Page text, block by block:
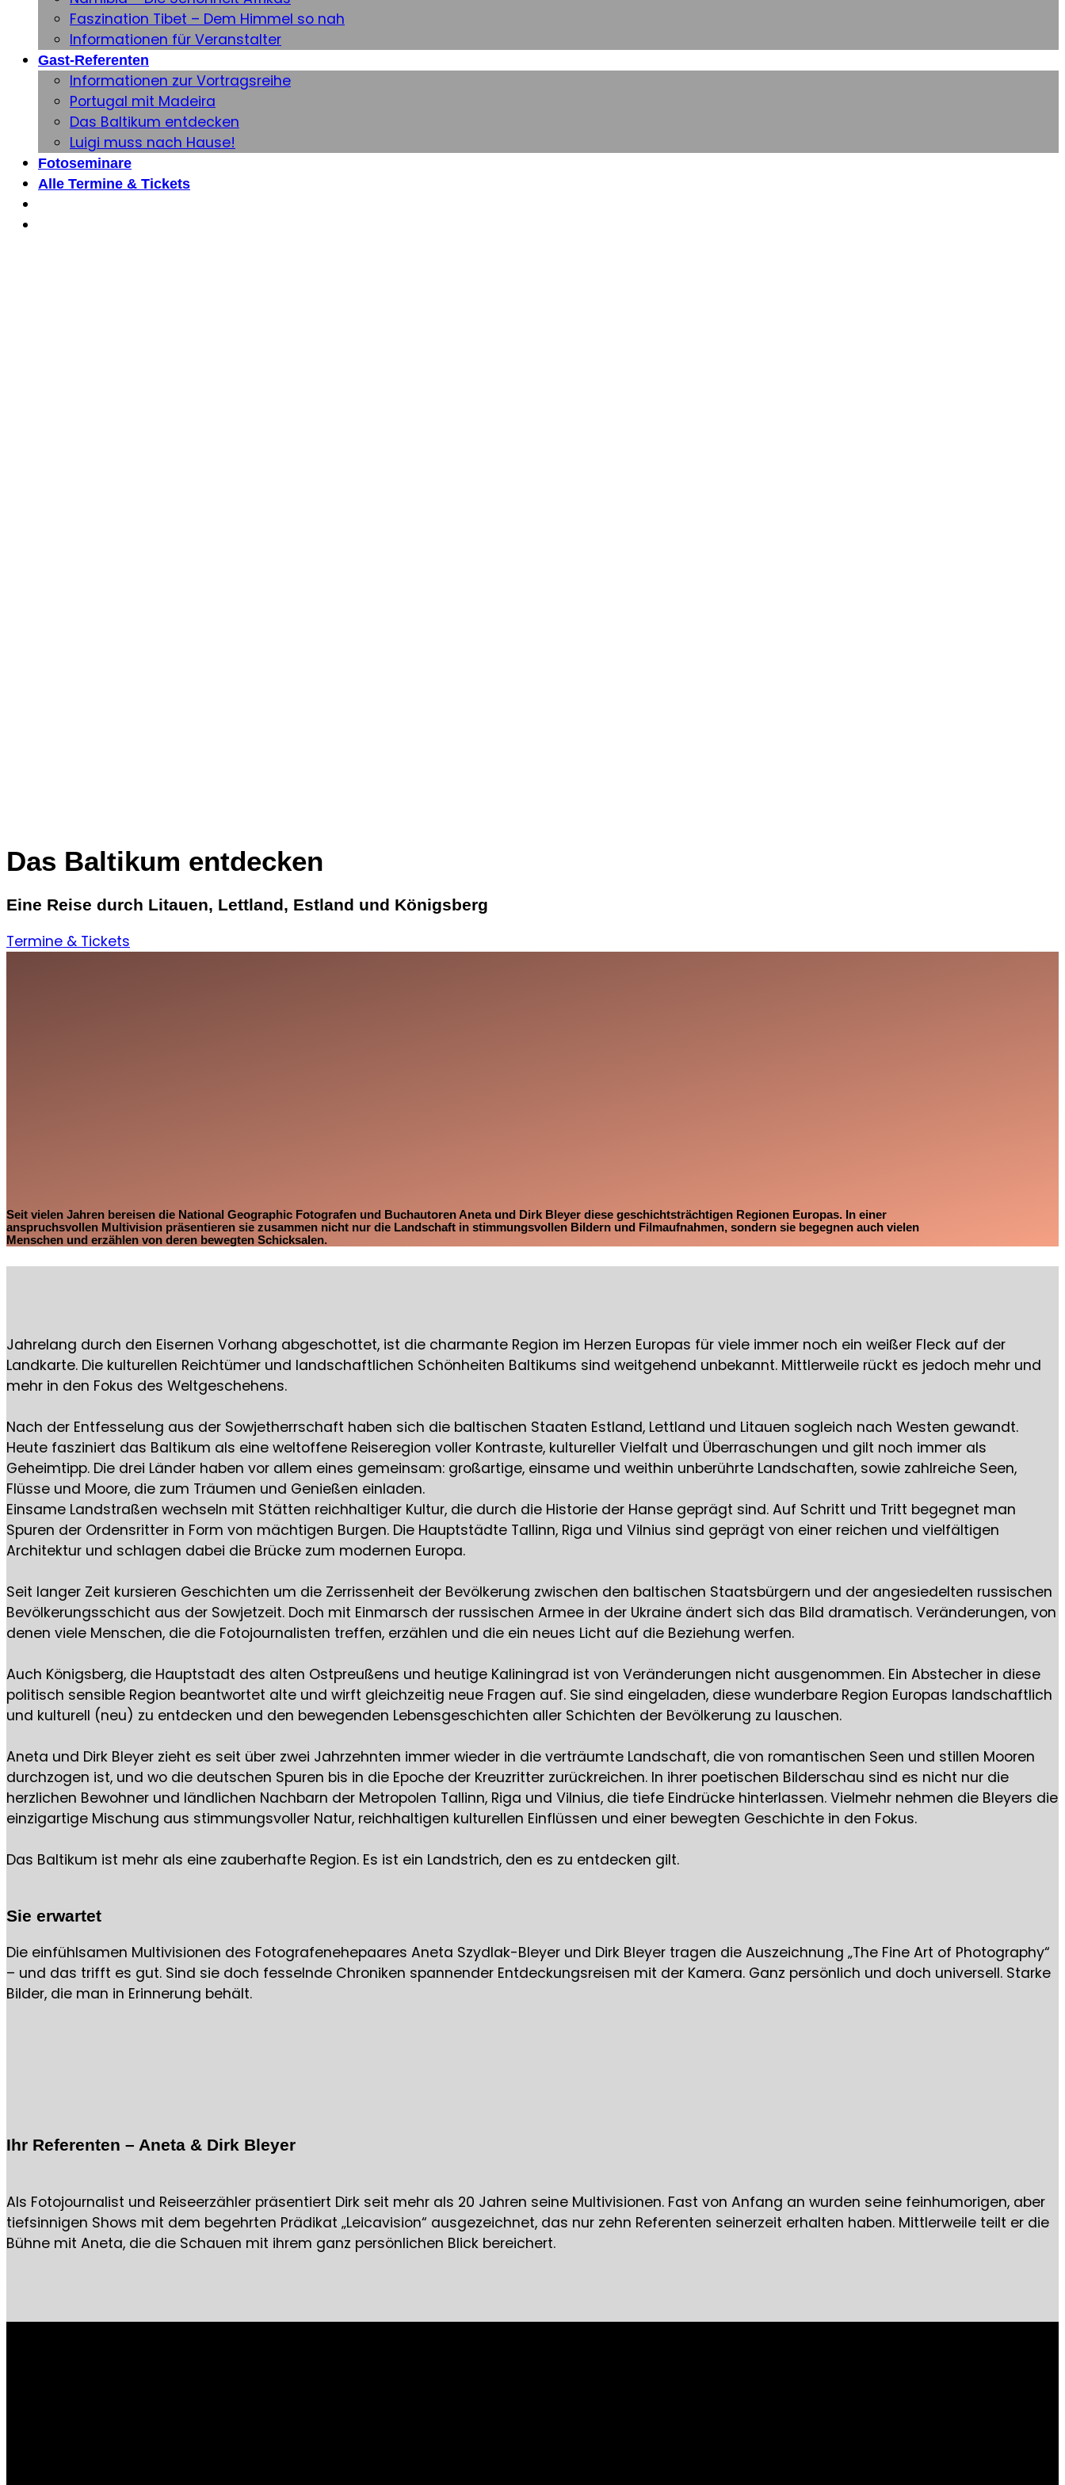
Faszination Tibet – Dem Himmel so nah
Informationen für Veranstalter
Gast-Referenten
Informationen zur Vortragsreihe
Portugal mit Madeira
Das Baltikum entdecken
Luigi muss nach Hause!
Fotoseminare
Alle Termine & Tickets
Das Baltikum entdecken
Eine Reise durch Litauen, Lettland, Estland und Königsberg
Termine & Tickets
Seit vielen Jahren bereisen die National Geographic Fotografen und Buchautoren Aneta und Dirk Bleyer diese geschichtsträchtigen Regionen Europas. In einer
anspruchsvollen Multivision präsentieren sie zusammen nicht nur die Landschaft in stimmungsvollen Bildern und Filmaufnahmen, sondern sie begegnen auch vielen
Menschen und erzählen von deren bewegten Schicksalen.
Jahrelang durch den Eisernen Vorhang abgeschottet, ist die charmante Region im Herzen Europas für viele immer noch ein weißer Fleck auf der
Landkarte. Die kulturellen Reichtümer und landschaftlichen Schönheiten Baltikums sind weitgehend unbekannt. Mittlerweile rückt es jedoch mehr und
mehr in den Fokus des Weltgeschehens.
Nach der Entfesselung aus der Sowjetherrschaft haben sich die baltischen Staaten Estland, Lettland und Litauen sogleich nach Westen gewandt.
Heute fasziniert das Baltikum als eine weltoffene Reiseregion voller Kontraste, kultureller Vielfalt und Überraschungen und gilt noch immer als
Geheimtipp. Die drei Länder haben vor allem eines gemeinsam: großartige, einsame und weithin unberührte Landschaften, sowie zahlreiche Seen,
Flüsse und Moore, die zum Träumen und Genießen einladen.
Einsame Landstraßen wechseln mit Stätten reichhaltiger Kultur, die durch die Historie der Hanse geprägt sind. Auf Schritt und Tritt begegnet man
Spuren der Ordensritter in Form von mächtigen Burgen. Die Hauptstädte Tallinn, Riga und Vilnius sind geprägt von einer reichen und vielfältigen
Architektur und schlagen dabei die Brücke zum modernen Europa.
Seit langer Zeit kursieren Geschichten um die Zerrissenheit der Bevölkerung zwischen den baltischen Staatsbürgern und der angesiedelten russischen
Bevölkerungsschicht aus der Sowjetzeit. Doch mit Einmarsch der russischen Armee in der Ukraine ändert sich das Bild dramatisch. Veränderungen, von
denen viele Menschen, die die Fotojournalisten treffen, erzählen und die ein neues Licht auf die Beziehung werfen.
Auch Königsberg, die Hauptstadt des alten Ostpreußens und heutige Kaliningrad ist von Veränderungen nicht ausgenommen. Ein Abstecher in diese
politisch sensible Region beantwortet alte und wirft gleichzeitig neue Fragen auf. Sie sind eingeladen, diese wunderbare Region Europas landschaftlich
und kulturell (neu) zu entdecken und den bewegenden Lebensgeschichten aller Schichten der Bevölkerung zu lauschen.
Aneta und Dirk Bleyer zieht es seit über zwei Jahrzehnten immer wieder in die verträumte Landschaft, die von romantischen Seen und stillen Mooren
durchzogen ist, und wo die deutschen Spuren bis in die Epoche der Kreuzritter zurückreichen. In ihrer poetischen Bilderschau sind es nicht nur die
herzlichen Bewohner und ländlichen Nachbarn der Metropolen Tallinn, Riga und Vilnius, die tiefe Eindrücke hinterlassen. Vielmehr nehmen die Bleyers die
einzigartige Mischung aus stimmungsvoller Natur, reichhaltigen kulturellen Einflüssen und einer bewegten Geschichte in den Fokus.
Das Baltikum ist mehr als eine zauberhafte Region. Es ist ein Landstrich, den es zu entdecken gilt.
Sie erwartet
Die einfühlsamen Multivisionen des Fotografenehepaares Aneta Szydlak-Bleyer und Dirk Bleyer tragen die Auszeichnung „The Fine Art of Photography“
– und das trifft es gut. Sind sie doch fesselnde Chroniken spannender Entdeckungsreisen mit der Kamera. Ganz persönlich und doch universell. Starke
Bilder, die man in Erinnerung behält.
Ihr Referenten – Aneta & Dirk Bleyer
Als Fotojournalist und Reiseerzähler präsentiert Dirk seit mehr als 20 Jahren seine Multivisionen. Fast von Anfang an wurden seine feinhumorigen, aber
tiefsinnigen Shows mit dem begehrten Prädikat „Leicavision“ ausgezeichnet, das nur zehn Referenten seinerzeit erhalten haben. Mittlerweile teilt er die
Bühne mit Aneta, die die Schauen mit ihrem ganz persönlichen Blick bereichert.